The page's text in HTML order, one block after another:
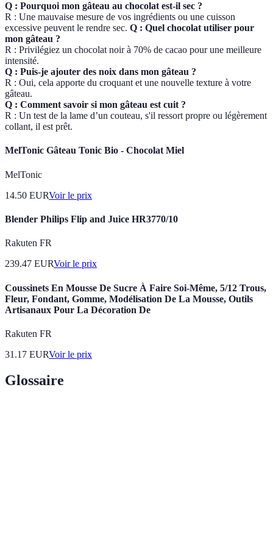
Q : Pourquoi mon gâteau au chocolat est-il sec ?
R : Une mauvaise mesure de vos ingrédients ou une cuisson
excessive peuvent le rendre sec. Q : Quel chocolat utiliser pour
mon gâteau ?
R : Privilégiez un chocolat noir à 70% de cacao pour une meilleure
intensité.
Q : Puis-je ajouter des noix dans mon gâteau ?
R : Oui, cela apporte du croquant et une nouvelle texture à votre
gâteau.
Q : Comment savoir si mon gâteau est cuit ?
R : Un test de la lame d’un couteau, s'il ressort propre ou légèrement
collant, il est prêt.
MelTonic Gâteau Tonic Bio - Chocolat Miel
MelTonic
14.50 EURVoir le prix
Blender Philips Flip and Juice HR3770/10
Rakuten FR
239.47 EURVoir le prix
Coussinets En Mousse De Sucre À Faire Soi-Même, 5/12 Trous,
Fleur, Fondant, Gomme, Modélisation De La Mousse, Outils
Artisanaux Pour La Décoration De
Rakuten FR
31.17 EURVoir le prix
Glossaire